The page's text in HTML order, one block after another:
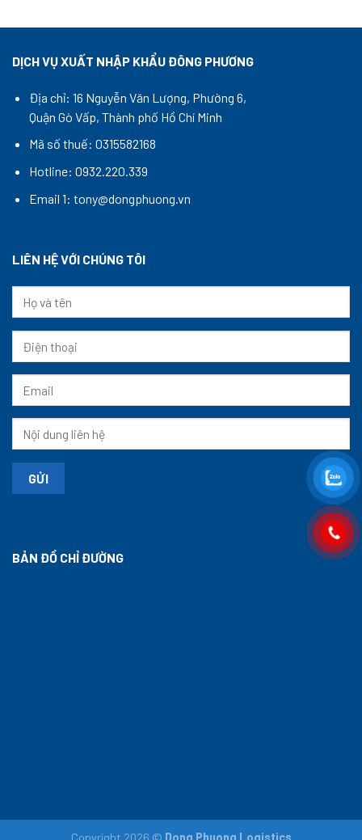
DỊCH VỤ XUẤT NHẬP KHẨU ĐÔNG PHƯƠNG
Địa chỉ: 16 Nguyễn Văn Lượng, Phường 6,
Quận Gò Vấp, Thành phố Hồ Chí Minh
Mã số thuế: 0315582168
Hotline: 0932.220.339
Email 1: tony@dongphuong.vn
LIÊN HỆ VỚI CHÚNG TÔI
BẢN ĐỒ CHỈ ĐƯỜNG
Copyright 2026 © Dong Phuong Logistics